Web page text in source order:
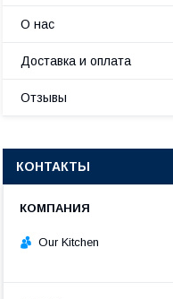
О нас
Доставка и оплата
Отзывы
КОНТАКТЫ
Our Kitchen